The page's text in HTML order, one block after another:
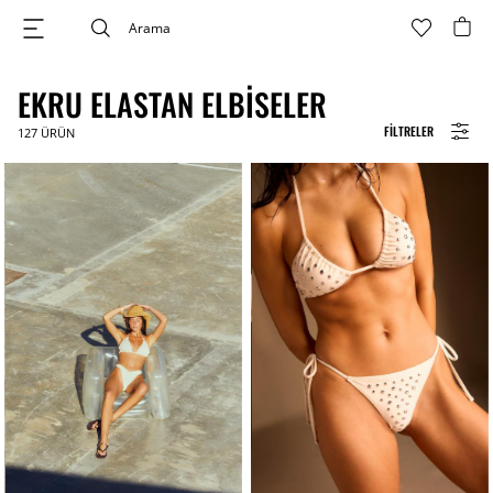
FILTRELER
EKRU ELASTAN ELBISELER
127 ÜRÜN